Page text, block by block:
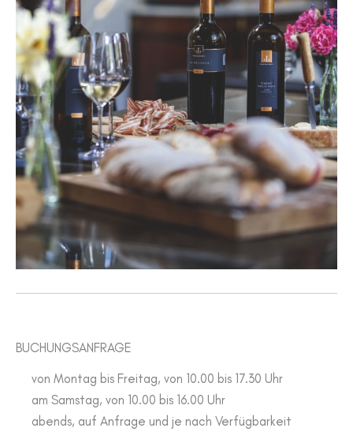
BUCHUNGSANFRAGE
von Montag bis Freitag, von 10.00 bis 17.30 Uhr
am Samstag, von 10.00 bis 16.00 Uhr
abends, auf Anfrage und je nach Verfügbarkeit